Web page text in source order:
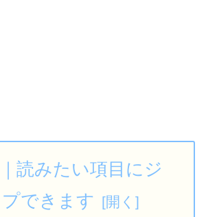
読みたい項目にジ
できます